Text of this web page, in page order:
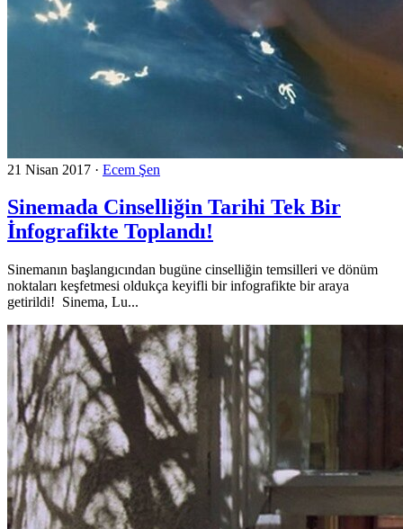
21 Nisan 2017 · Ecem Şen
Sinemada Cinselliğin Tarihi Tek Bir
İnfografikte Toplandı!
Sinemanın başlangıcından bugüne cinselliğin temsilleri ve dönüm
noktaları keşfetmesi oldukça keyifli bir infografikte bir araya
getirildi! Sinema, Lu...